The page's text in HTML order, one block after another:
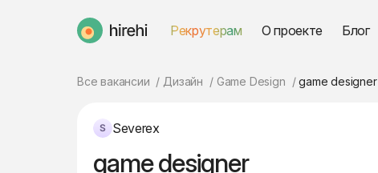
HireHi Рекрутерам О проекте Блог
Все вакансии Дизайн Game Design game designer
Severex
game designer